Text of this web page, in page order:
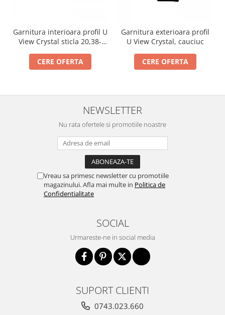
Garnitura interioara profil U
View Crystal sticla 20,38-
CERE OFERTA
Garnitura exterioara profil
U View Crystal, cauciuc
CERE OFERTA
NEWSLETTER
Nu rata ofertele si promotiile noastre
Vreau sa primesc newsletter cu promotiile
magazinului. Afla mai multe in Politica de
Confidentialitate
SOCIAL
Urmareste-ne in social media
SUPORT CLIENTI
0743.023.660